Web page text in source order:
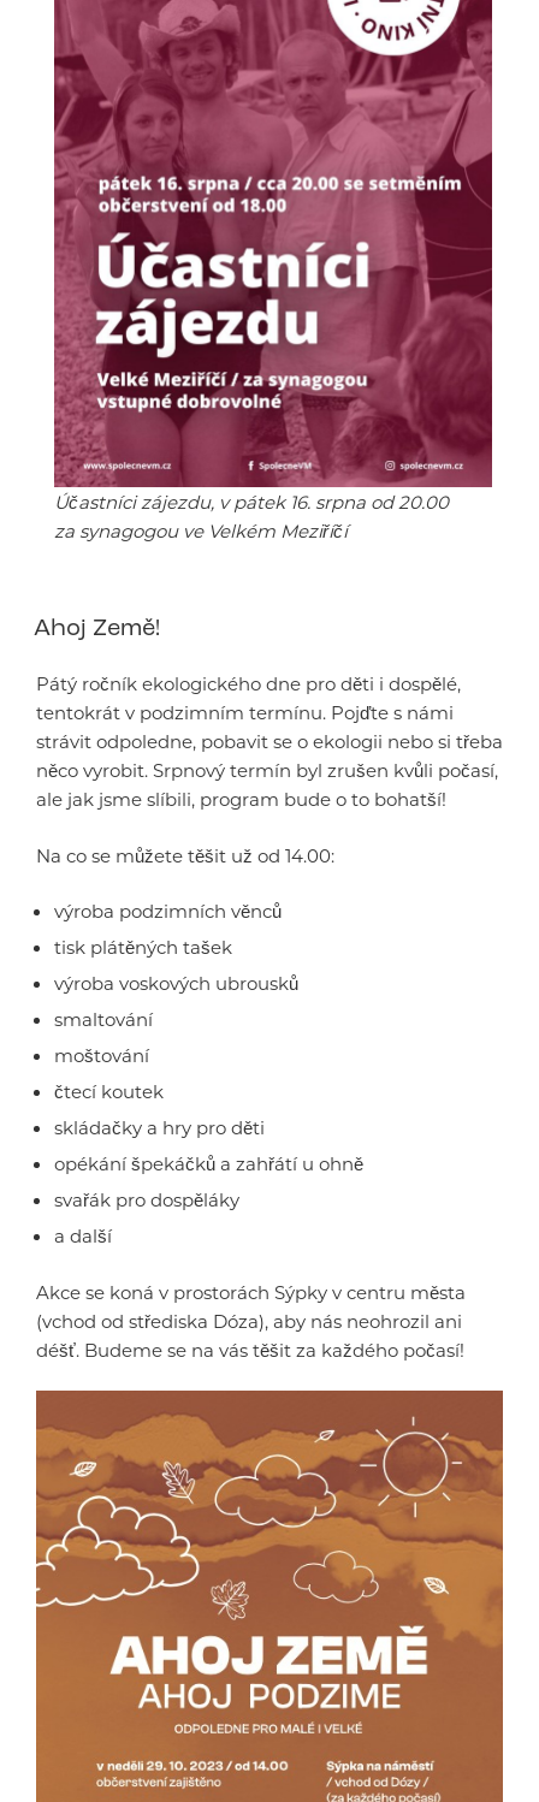
Účastníci zájezdu, v pátek 16. srpna od 20.00
za synagogou ve Velkém Meziříčí
Ahoj Země!
Pátý ročník ekologického dne pro děti i dospělé,
tentokrát v podzimním termínu. Pojďte s námi
strávit odpoledne, pobavit se o ekologii nebo si třeba
něco vyrobit. Srpnový termín byl zrušen kvůli počasí,
ale jak jsme slíbili, program bude o to bohatší!
Na co se můžete těšit už od 14.00:
výroba podzimních věnců
tisk plátěných tašek
výroba voskových ubrousků
smaltování
moštování
čtecí koutek
skládačky a hry pro děti
opékání špekáčků a zahřátí u ohně
svařák pro dospěláky
a další
Akce se koná v prostorách Sýpky v centru města
(vchod od střediska Dóza), aby nás neohrozil ani
déšť. Budeme se na vás těšit za každého počasí!